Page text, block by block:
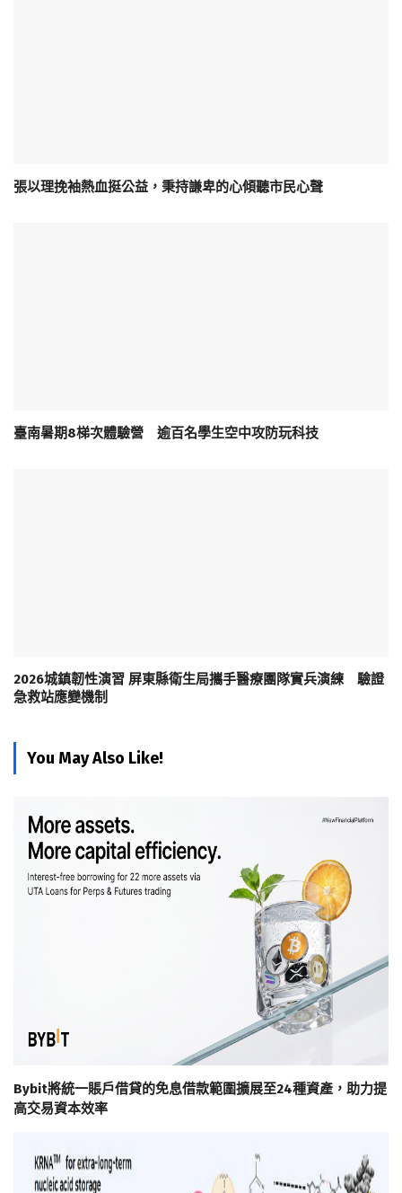
張以理挽袖熱血挺公益，秉持謙卑的心傾聽市民心聲
臺南暑期8梯次體驗營 逾百名學生空中攻防玩科技
2026城鎮韌性演習 屏東縣衛生局攜手醫療團隊實兵演練 驗證
急救站應變機制
You May Also Like!
Bybit將統一賬戶借貸的免息借款範圍擴展至24種資產，助力提
高交易資本效率